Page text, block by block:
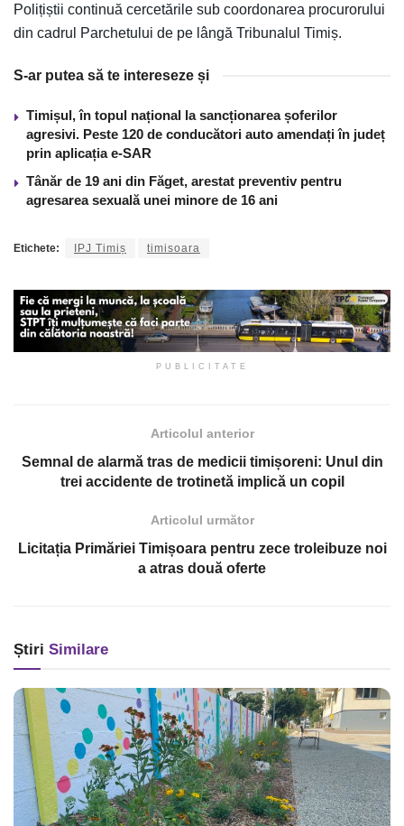
Polițiștii continuă cercetările sub coordonarea procurorului
din cadrul Parchetului de pe lângă Tribunalul Timiș.
S-ar putea să te intereseze și
Timișul, în topul național la sancționarea șoferilor
agresivi. Peste 120 de conducători auto amendați în județ
prin aplicația e-SAR
Tânăr de 19 ani din Făget, arestat preventiv pentru
agresarea sexuală unei minore de 16 ani
Etichete: IPJ Timiș timisoara
PUBLICITATE
Articolul anterior
Semnal de alarmă tras de medicii timișoreni: Unul din
trei accidente de trotinetă implică un copil
Articolul următor
Licitația Primăriei Timișoara pentru zece troleibuze noi
a atras două oferte
Știri Similare